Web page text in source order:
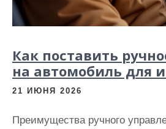
Как поставить
на автомобиль для
21 ИЮНЯ 2026
Преимущества ручного